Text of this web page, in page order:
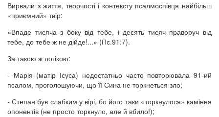
Вирвали з життя, творчості і контексту псалмоспівця найбільш
«приємний» твір:
«Впаде тисяча з боку від тебе, і десять тисяч праворуч від
тебе, до тебе ж не дійде!...» (Пс.91:7).
За такою ж логікою:
- Марія (матір Ісуса) недостатньо часто повторювала 91-ий
псалом, проголошуючи, що її Сина не торкнеться зло;
- Степан був слабким у вірі, бо його таки «торкнулося» каміння
опонентів (не просто торкнуло, але й вбило!);